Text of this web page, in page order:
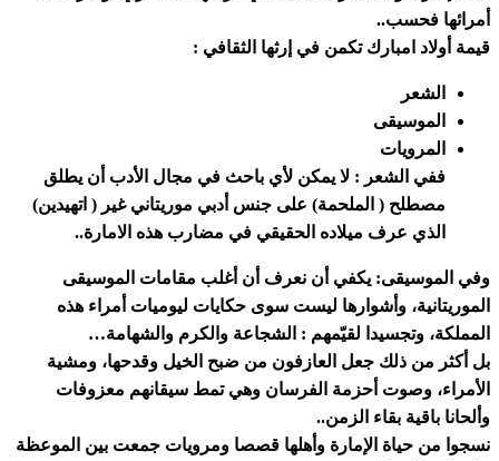
أمرائها فحسب..
قيمة أولاد امبارك تكمن في إرثها الثقافي :
الشعر
الموسيقى
المرويات
ففي الشعر : لا يمكن لأي باحث في مجال الأدب أن يطلق
مصطلح ( الملحمة) على جنس أدبي موريتاني غير ( اتهيدين)
الذي عرف ميلاده الحقيقي في مضارب هذه الامارة..
وفي الموسيقى: يكفي أن نعرف أن أغلب مقامات الموسيقى
الموريتانية، وأشوارها ليست سوى حكايات ليوميات أمراء هذه
المملكة، وتجسيدا لقيّمهم : الشجاعة والكرم والشهامة…
بل أكثر من ذلك جعل العازفون من ضبح الخيل وقدحها، ومشية
الأمراء، وصوت أحزمة الفرسان وهي تمط سيقانهم معزوفات
وألحانا باقية بقاء الزمن..
نسجوا من حياة الإمارة وأهلها قصصا ومرويات جمعت بين الموعظة